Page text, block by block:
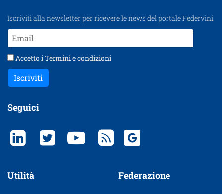
Iscriviti alla newsletter per ricevere le news del portale Federvini.
Accetto iTermini e condizioni
Iscriviti
Seguici
Utilità Federazione